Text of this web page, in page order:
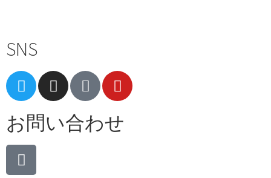
SNS
お問い合わせ